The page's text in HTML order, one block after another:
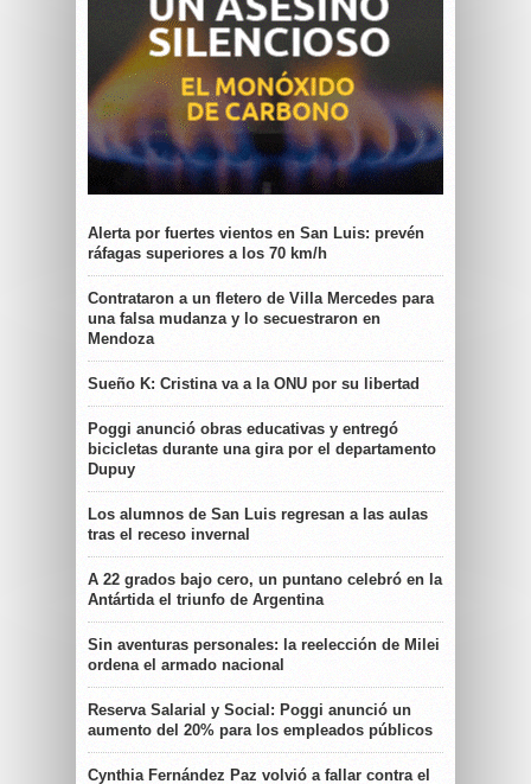
Alerta por fuertes vientos en San Luis: prevén
ráfagas superiores a los 70 km/h
Contrataron a un fletero de Villa Mercedes para
una falsa mudanza y lo secuestraron en
Mendoza
Sueño K: Cristina va a la ONU por su libertad
Poggi anunció obras educativas y entregó
bicicletas durante una gira por el departamento
Dupuy
Los alumnos de San Luis regresan a las aulas
tras el receso invernal
A 22 grados bajo cero, un puntano celebró en la
Antártida el triunfo de Argentina
Sin aventuras personales: la reelección de Milei
ordena el armado nacional
Reserva Salarial y Social: Poggi anunció un
aumento del 20% para los empleados públicos
Cynthia Fernández Paz volvió a fallar contra el